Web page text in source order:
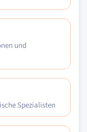
und
Spezialisten